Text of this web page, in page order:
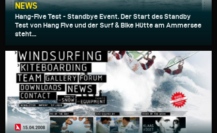
NEWS
Hang-Five Test - Standbye Event. Der Start des Standby
Test von Hang Five und der Surf & Bike Hütte am Ammersee
steht...
15.04.2008